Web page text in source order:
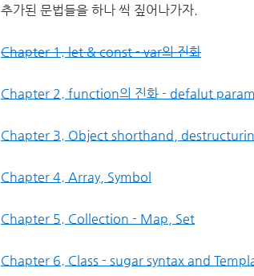
추가된 문법들을 하나 씩 짚어나가자.
Chapter 1. let & const - var의 진화
Chapter 2. function의 진화 - defalut
Chapter 3. Object shorthand,
Chapter 4. Array, Symbol
Chapter 5. Collection - Map, Set
Chapter 6. Class - sugar syntax and